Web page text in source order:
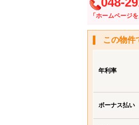
「ホームページを
この物件
年利率
ボーナス払い